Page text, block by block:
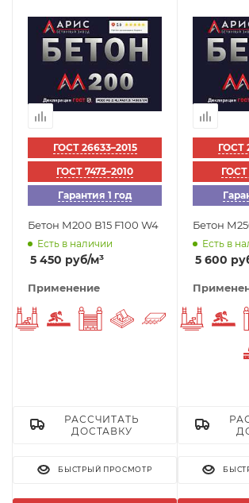
ГОСТ 26633–2015
ГОСТ 7473–2010
Гарантия 1 год
Бетон М200 В15 F100 W4
Есть в наличии
5 450 руб/м³
Применение
Фундаменты
Стяжка пола
ЗаборыОтмостка вокруг
Плиты
РАССЧИТАТЬ
ДОСТАВКУ
БЫСТРЫЙ ПРОСМОТР
ГОСТ
ГОСТ
Бетон
Есть в
5 600